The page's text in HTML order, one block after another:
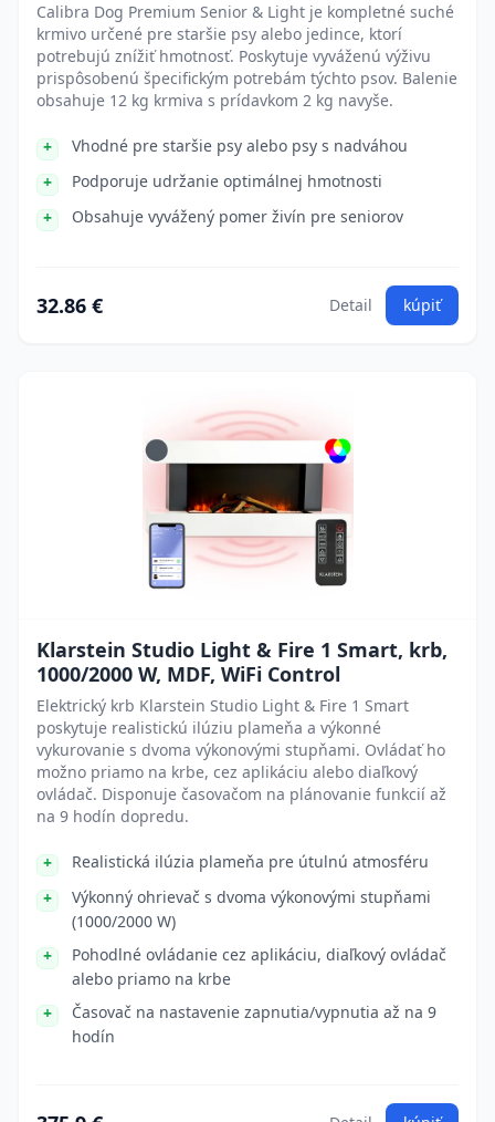
Calibra Dog Premium Senior & Light je kompletné suché
krmivo určené pre staršie psy alebo jedince, ktorí
potrebujú znížiť hmotnosť. Poskytuje vyváženú výživu
prispôsobenú špecifickým potrebám týchto psov. Balenie
obsahuje 12 kg krmiva s prídavkom 2 kg navyše.
Vhodné pre staršie psy alebo psy s nadváhou
Podporuje udržanie optimálnej hmotnosti
Obsahuje vyvážený pomer živín pre seniorov
32.86 € Detail kúpiť
Klarstein Studio Light & Fire 1 Smart, krb,
1000/2000 W, MDF, WiFi Control
Elektrický krb Klarstein Studio Light & Fire 1 Smart
poskytuje realistickú ilúziu plameňa a výkonné
vykurovanie s dvoma výkonovými stupňami. Ovládať ho
možno priamo na krbe, cez aplikáciu alebo diaľkový
ovládač. Disponuje časovačom na plánovanie funkcií až
na 9 hodín dopredu.
Realistická ilúzia plameňa pre útulnú atmosféru
Výkonný ohrievač s dvoma výkonovými stupňami
(1000/2000 W)
Pohodlné ovládanie cez aplikáciu, diaľkový ovládač
alebo priamo na krbe
Časovač na nastavenie zapnutia/vypnutia až na 9
hodín